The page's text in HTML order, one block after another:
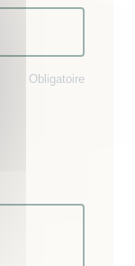
Obligatoire